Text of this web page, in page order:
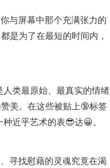
与屏幕中那个充满张力的
是为了在最短的时间内，
类最原始、最真实的情绪
美。在这些被贴上🔞标签
近乎艺术的表😎达😀。
寻找慰藉的灵魂究竟在渴